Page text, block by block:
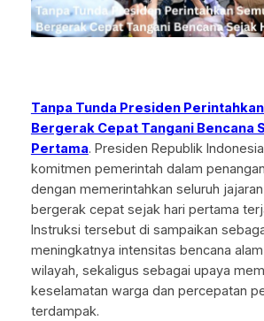
Tanpa Tunda Presiden
Bergerak Cepat Tangani Bencana
Pertama. Presiden Republik
komitmen pemerintah dalam
dengan memerintahkan seluruh
bergerak cepat sejak hari pertama
Instruksi tersebut di sampaikan
meningkatnya intensitas bencana
wilayah, sekaligus sebagai upaya
keselamatan warga dan percepatan
terdampak.